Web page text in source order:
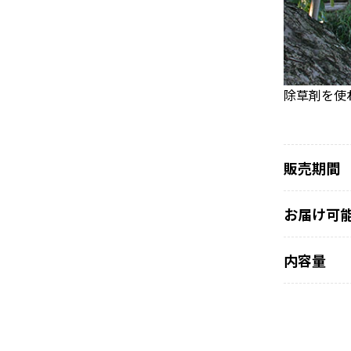
除草剤を
販売期間
お届け可
内容量